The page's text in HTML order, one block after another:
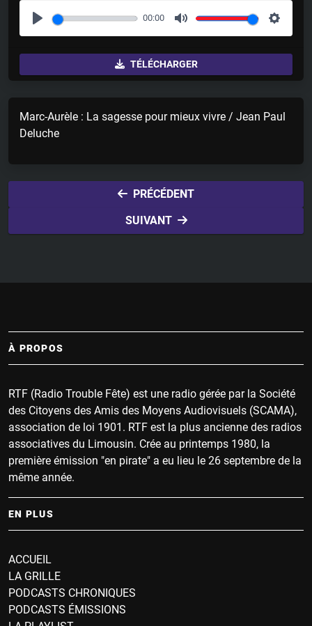
P
l
00:00
M
u
t
S
e
TÉLÉCHARGER
Marc-Aurèle : La sagesse pour mieux vivre / Jean Paul
Deluche
PRÉCÉDENT
SUIVANT
À PROPOS
RTF (Radio Trouble Fête) est une radio gérée par la Société
des Citoyens des Amis des Moyens Audiovisuels (SCAMA),
association de loi 1901. RTF est la plus ancienne des radios
associatives du Limousin. Crée au printemps 1980, la
première émission "en pirate" a eu lieu le 26 septembre de la
même année.
EN PLUS
ACCUEIL
LA GRILLE
PODCASTS CHRONIQUES
PODCASTS ÉMISSIONS